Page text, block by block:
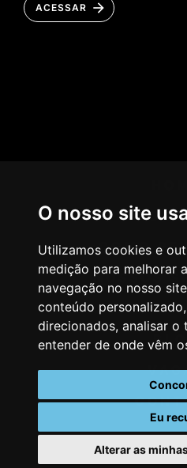
O nosso site
Utilizamos cookies e
medição para melhorar
navegação no nosso
conteúdo
direcionados, analisar
entender de onde vêm
Eu
Alterar as
ACESSAR
COMO
NOSSOS
CASES &